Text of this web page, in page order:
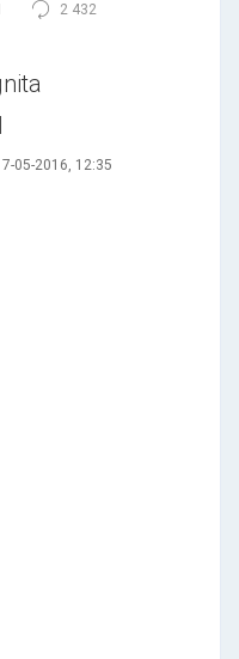
2 432
05-2016, 12:35